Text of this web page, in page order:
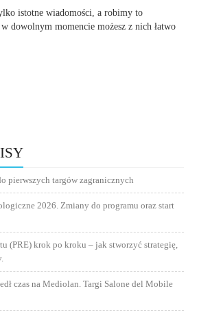
istotne wiadomości, a robimy to
dowolnym momencie możesz z nich łatwo
pierwszych targów zagranicznych
2026. Zmiany do programu oraz start
(PRE) krok po kroku – jak stworzyć strategię,
czas na Mediolan. Targi Salone del Mobile